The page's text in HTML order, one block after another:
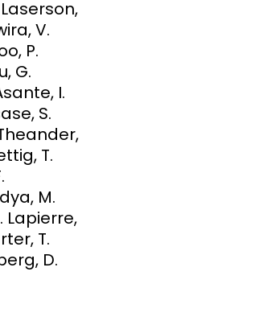
V.
P.
G.
I.
S.
T.
M.
Lapierre,
T.
D.